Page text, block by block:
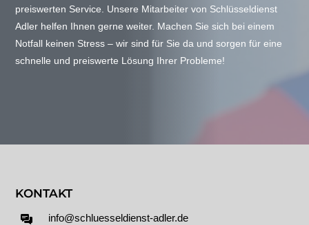
preiswerten Service. Unsere Mitarbeiter von Schlüsseldienst
Adler helfen Ihnen gerne weiter. Machen Sie sich bei einem
Notfall keinen Stress – wir sind für Sie da und sorgen für eine
schnelle und preiswerte Lösung Ihrer Probleme!
KONTAKT
info@schluesseldienst-adler.de